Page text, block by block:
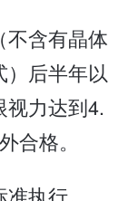
不含有晶体
）后半年以
力达到4.
合格。
执行。